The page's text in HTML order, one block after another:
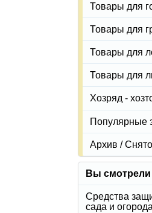
Товары для
Товары для
Товары для
Товары для
Хозряд -
Популярные
Архив /
Вы смотрели
Средства
сада и